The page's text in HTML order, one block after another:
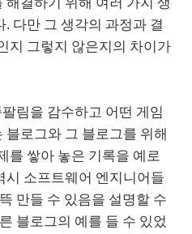
다만 그 생각의 과정과 결
지 그렇지 않은지의 차이가
림을 감수하고 어떤 게임
로그와 그 블로그를 위해
를 쌓아 놓은 기록을 예로
소프트웨어 엔지니어들
만들 수 있음을 설명할 수
블로그의 예를 들 수 있었